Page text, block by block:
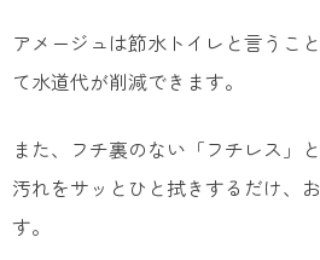
アメージュは節水トイレと言うこ
て水道代が削減できます。
また、フチ裏のない「フチレス」
汚れをサッとひと拭きするだけ、
す。